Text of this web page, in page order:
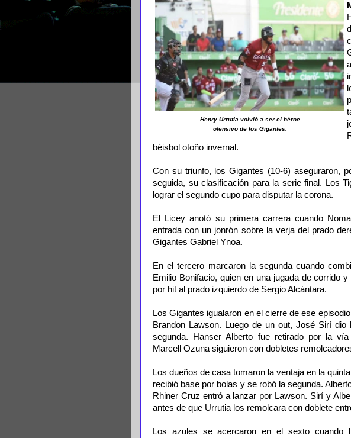
Henry Urrutia volvió a ser el héroe
ofensivo de los Gigantes.
béisbol otoño invernal.
Con su triunfo, los Gigantes (10-6) aseguraron,
seguida, su clasificación para la serie final. Los
lograr el segundo cupo para disputar la corona.
El Licey anotó su primera carrera cuando
entrada con un jonrón sobre la verja del prado
Gigantes Gabriel Ynoa.
En el tercero marcaron la segunda cuando
Emilio Bonifacio, quien en una jugada de corrido
por hit al prado izquierdo de Sergio Alcántara.
Los Gigantes igualaron en el cierre de ese
Brandon Lawson. Luego de un out, José Sirí
segunda. Hanser Alberto fue retirado por la
Marcell Ozuna siguieron con dobletes
Los dueños de casa tomaron la ventaja en la
recibió base por bolas y se robó la segunda.
Rhiner Cruz entró a lanzar por Lawson. Sirí y
antes de que Urrutia los remolcara con doblete
Los azules se acercaron en el sexto cuando